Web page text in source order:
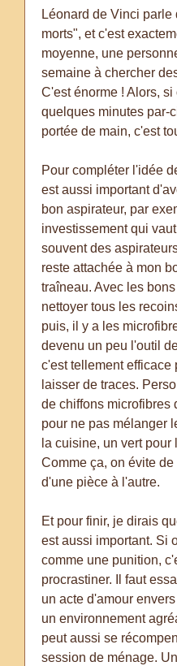
Léonard de Vinci
morts", et c'est
moyenne, une
semaine à chercher
C'est énorme ! Alors,
quelques minutes par-
portée de main, c'est
Pour compléter l'idée
est aussi important
bon aspirateur, par
investissement qui
souvent des
reste attachée à mon
traîneau. Avec les
nettoyer tous les
puis, il y a les
devenu un peu l'outil
c'est tellement efficace
laisser de traces.
de chiffons microfibres
pour ne pas mélanger
la cuisine, un vert
Comme ça, on évite
d'une pièce à l'autre.
Et pour finir, je dirais
est aussi important. Si
comme une punition,
procrastiner. Il faut
un acte d'amour
un environnement
peut aussi se
session de ménage.